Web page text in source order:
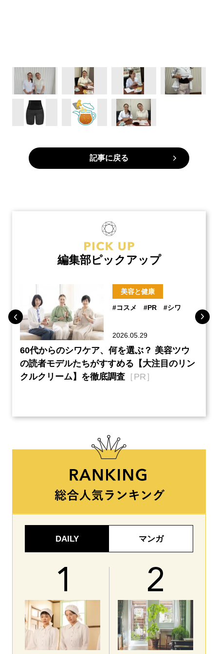
記事に戻る
編集部ピックアップ
美容と健康
#コスメ #PR #シワ
2026.05.29
60代からのシワケア、何を選ぶ？ 美容ツウ
の読者モデルたちがすすめる【大注目のリン
クルクリーム】を徹底調査 ［PR］
DAILY マンガ